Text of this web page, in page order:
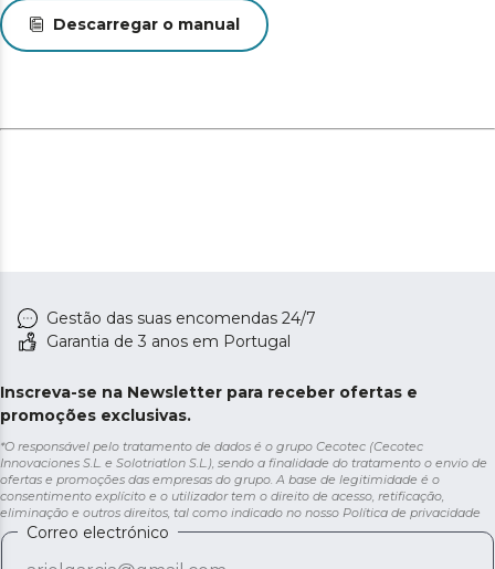
Descarregar o manual
Gestão das suas encomendas 24/7
Garantia de 3 anos em Portugal
Inscreva-se na Newsletter para receber ofertas e
promoções exclusivas.
*O responsável pelo tratamento de dados é o grupo Cecotec (Cecotec
Innovaciones S.L. e Solotriatlon S.L.), sendo a finalidade do tratamento o envio de
ofertas e promoções das empresas do grupo. A base de legitimidade é o
consentimento explícito e o utilizador tem o direito de acesso, retificação,
eliminação e outros direitos, tal como indicado no nosso Política de privacidade
Correo electrónico